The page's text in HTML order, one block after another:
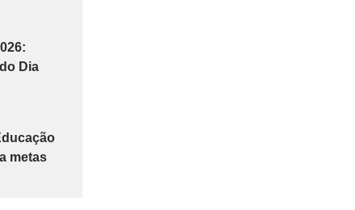
Dia
metas